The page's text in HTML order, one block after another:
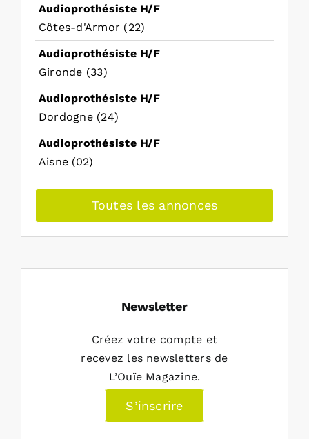
Audioprothésiste H/F
Côtes-d'Armor (22)
Audioprothésiste H/F
Gironde (33)
Audioprothésiste H/F
Dordogne (24)
Audioprothésiste H/F
Aisne (02)
Toutes les annonces
Newsletter
Créez votre compte et
recevez les newsletters de
L’Ouïe Magazine.
S’inscrire